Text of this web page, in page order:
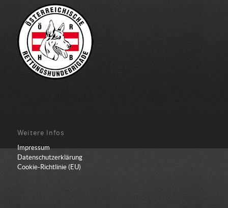
Weitere Infos
Impressum
Datenschutzerklärung
Cookie-Richtlinie (EU)